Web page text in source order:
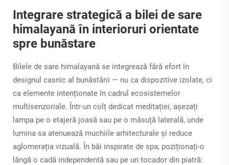
Integrare strategică a bilei de sare
himalayană în interioruri orientate
spre bunăstare
Bilele de sare himalayană se integrează fără efort în
designul casnic al bunăstării — nu ca dispozitive izolate, ci
ca elemente intenționate în cadrul ecosistemelor
multisenzoriale. Într-un colț dedicat meditației, așezați
lampa pe o etajeră joasă sau pe o măsuță laterală, unde
lumina sa atenuează muchiile arhitecturale și reduce
aglomerația vizuală. În băi inspirate de spa, poziționați-o
lângă o cadă independentă sau pe un tocador din piatră: